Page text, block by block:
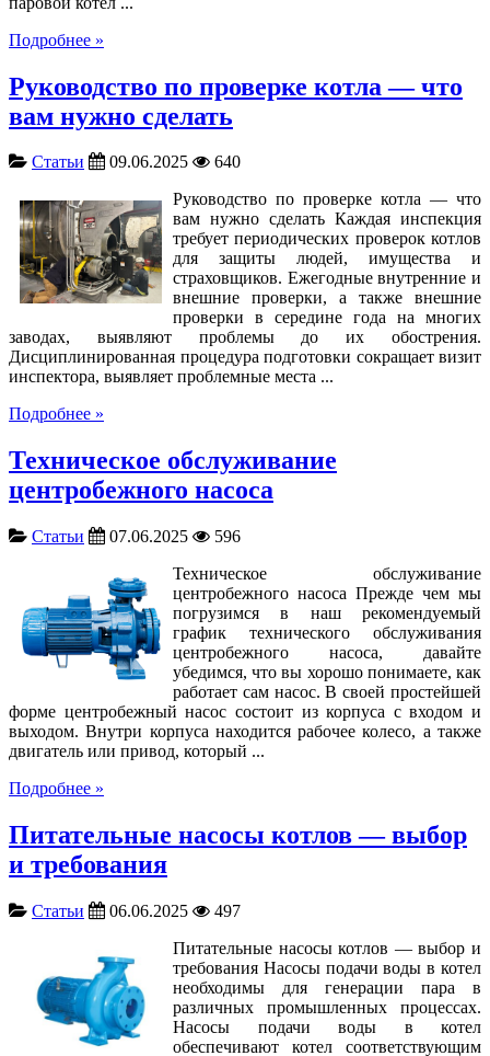
Подробнее »
Руководство по проверке котла — что
вам нужно сделать
Статьи 09.06.2025
640
Руководство по проверке котла — что
вам нужно сделать Каждая инспекция
требует периодических проверок котлов
для защиты людей, имущества и
страховщиков. Ежегодные внутренние и
внешние проверки, а также внешние
проверки в середине года на многих
заводах, выявляют проблемы до их обострения.
Дисциплинированная процедура подготовки сокращает визит
инспектора, выявляет проблемные места ...
Подробнее »
Техническое обслуживание
центробежного насоса
Статьи 07.06.2025
596
Техническое обслуживание
центробежного насоса Прежде чем мы
погрузимся в наш рекомендуемый
график технического обслуживания
центробежного насоса, давайте
убедимся, что вы хорошо понимаете, как
работает сам насос. В своей простейшей
форме центробежный насос состоит из корпуса с входом и
выходом. Внутри корпуса находится рабочее колесо, а также
двигатель или привод, который ...
Подробнее »
Питательные насосы котлов — выбор
и требования
Статьи 06.06.2025
497
Питательные насосы котлов — выбор и
требования Насосы подачи воды в котел
необходимы для генерации пара в
различных промышленных процессах.
Насосы подачи воды в котел
обеспечивают котел соответствующим